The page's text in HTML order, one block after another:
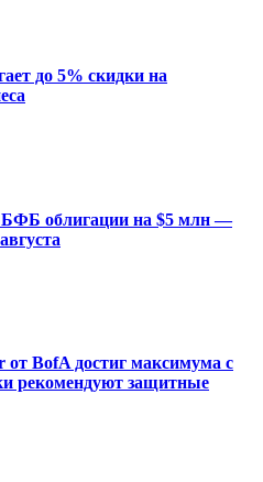
до 5% скидки на
БФБ облигации на $5 млн —
BofA достиг максимума с
рекомендуют защитные